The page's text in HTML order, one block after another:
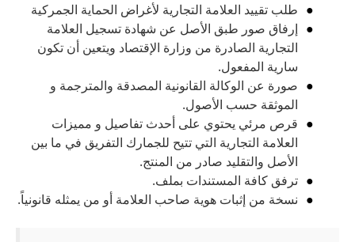
طلب تقييد العلامة التجارية لأغراض الحماية الجمركية
إرفاق صور طبق الأصل عن شهادة تسجيل العلامة
التجارية الصادرة من وزارة الإقتصاد ويتعين أن تكون
سارية المفعول.
صورة عن الوكالة القانونية المصدقة والمترجمة و
الموثقة حسب الأصول.
قرص مرئي يحتوي على أحدث تفاصيل و مميزات
العلامة التجارية التي تتيح للجمارك التفريق في ما بين
الأصل والتقليد صادر من المنتج.
ترفق كافة المستندات بملف.
نسخة من إثبات هوية صاحب العلامة أو من يمثله قانونياً.